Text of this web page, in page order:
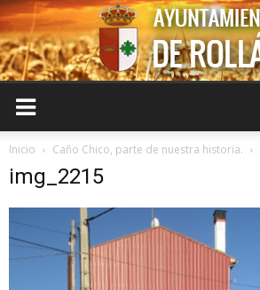
Rollán
Inicio Caño Chico, parte de nuestra historia.
img_2215